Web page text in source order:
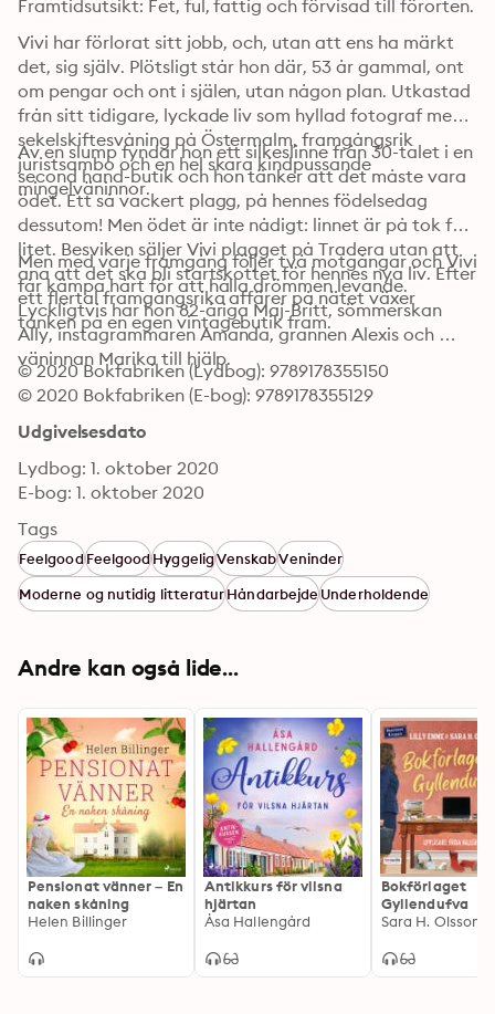
Framtidsutsikt: Fet, ful, fattig och förvisad till förorten.
Vivi har förlorat sitt jobb, och, utan att ens ha märkt
det, sig själv. Plötsligt står hon där, 53 år gammal, ont
om pengar och ont i själen, utan någon plan. Utkastad
från sitt tidigare, lyckade liv som hyllad fotograf med
sekelskiftesvåning på Östermalm, framgångsrik
juristsambo och en hel skara kindpussande
mingelväninnor.
Av en slump fyndar hon ett silkeslinne från 30-talet i en
second hand-butik och hon tänker att det måste vara
ödet. Ett så vackert plagg, på hennes födelsedag
dessutom! Men ödet är inte nådigt: linnet är på tok för
litet. Besviken säljer Vivi plagget på Tradera utan att
ana att det ska bli startskottet för hennes nya liv. Efter
ett flertal framgångsrika affärer på nätet växer
tanken på en egen vintagebutik fram.
Men med varje framgång följer två motgångar och Vivi
får kämpa hårt för att hålla drömmen levande.
Lyckligtvis har hon 82-åriga Maj-Britt, sömmerskan
Ally, instagrammaren Amanda, grannen Alexis och
väninnan Marika till hjälp.
© 2020 Bokfabriken (Lydbog): 9789178355150
© 2020 Bokfabriken (E-bog): 9789178355129
Udgivelsesdato
Lydbog: 1. oktober 2020
E-bog: 1. oktober 2020
Tags
FeelgoodFeelgoodHyggeligVenskabVeninder
Moderne og nutidig litteraturHåndarbejdeUnderholdende
Andre kan også lide...
Pensionat vänner – En
naken skåning
Helen Billinger
Antikkurs för vilsna
hjärtan
Åsa Hallengård
Bokförlaget
Gyllendufva